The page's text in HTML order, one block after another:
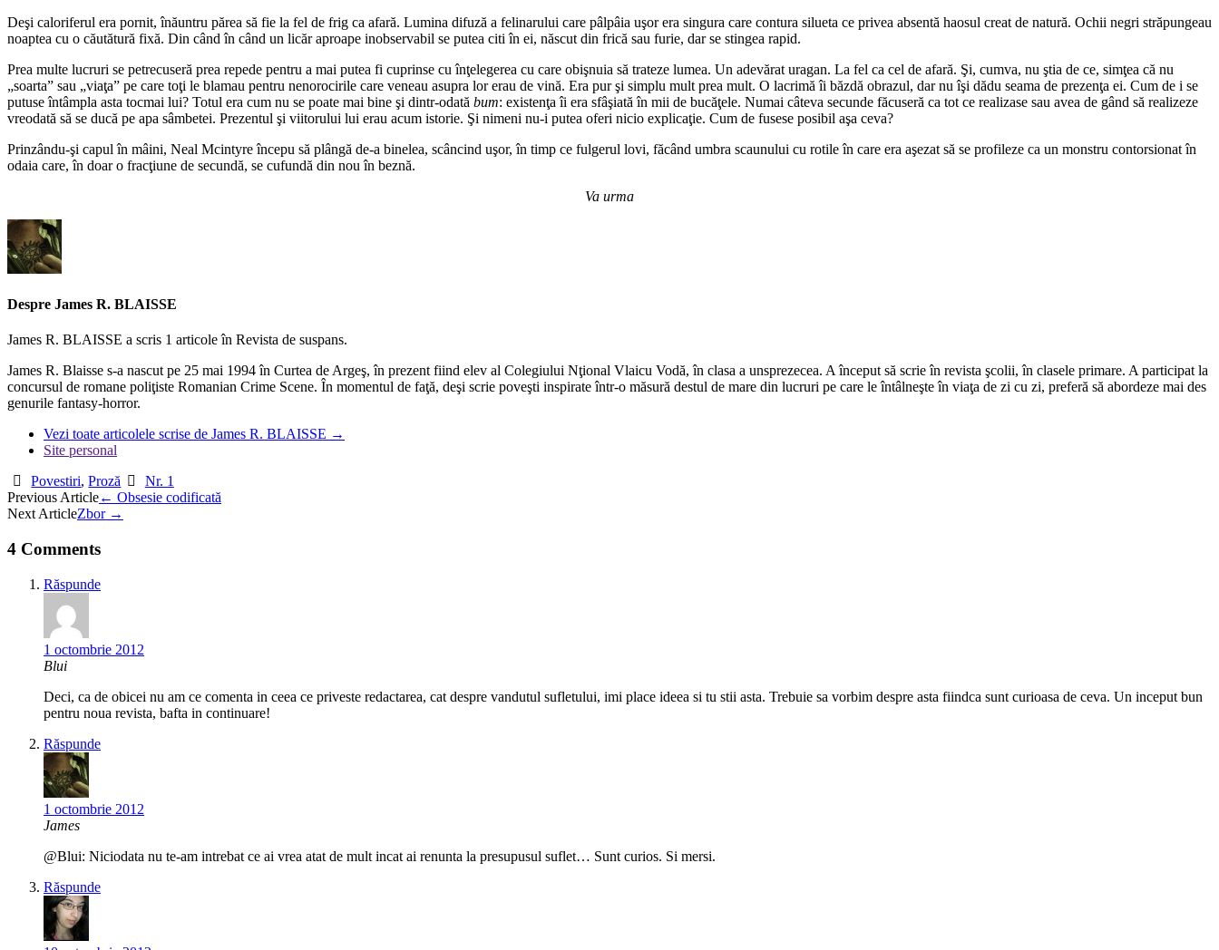
Deşi caloriferul era pornit, înăuntru părea să fie la fel de frig ca afară. Lumina difuză a felinarului care pâlpâia uşor era singura care contura silueta ce privea absentă haosul creat de natură. Ochii negri străpungeau
noaptea cu o căutătură fixă. Din când în când un licăr aproape inobservabil se putea citi în ei, născut din frică sau furie, dar se stingea rapid.
Prea multe lucruri se petrecuseră prea repede pentru a mai putea fi cuprinse cu înţelegerea cu care obişnuia să trateze lumea. Un adevărat uragan. La fel ca cel de afară. Şi, cumva, nu ştia de ce, simţea că nu
„soarta” sau „viaţa” pe care toţi le blamau pentru nenorocirile care veneau asupra lor erau de vină. Era pur şi simplu mult prea mult. O lacrimă îi băzdă obrazul, dar nu îşi dădu seama de prezenţa ei. Cum de i se
putuse întâmpla asta tocmai lui? Totul era cum nu se poate mai bine şi dintr-odată bum: existenţa îi era sfâşiată în mii de bucăţele. Numai câteva secunde făcuseră ca tot ce realizase sau avea de gând să realizeze
vreodată să se ducă pe apa sâmbetei. Prezentul şi viitorului lui erau acum istorie. Şi nimeni nu-i putea oferi nicio explicaţie. Cum de fusese posibil aşa ceva?
Prinzându-şi capul în mâini, Neal Mcintyre începu să plângă de-a binelea, scâncind uşor, în timp ce fulgerul lovi, făcând umbra scaunului cu rotile în care era aşezat să se profileze ca un monstru contorsionat în
odaia care, în doar o fracţiune de secundă, se cufundă din nou în beznă.
Va urma
Despre James R. BLAISSE
James R. BLAISSE a scris 1 articole în Revista de suspans.
James R. Blaisse s-a nascut pe 25 mai 1994 în Curtea de Argeş, în prezent fiind elev al Colegiului Nţional Vlaicu Vodă, în clasa a unsprezecea. A început să scrie în revista şcolii, în clasele primare. A participat la
concursul de romane poliţiste Romanian Crime Scene. În momentul de faţă, deşi scrie poveşti inspirate într-o măsură destul de mare din lucruri pe care le întâlneşte în viaţa de zi cu zi, preferă să abordeze mai des
genurile fantasy-horror.
Vezi toate articolele scrise de James R. BLAISSE →
Site personal
Povestiri,Proză Nr. 1
Post
navigation
Previous Article← Obsesie codificată
Next ArticleZbor →
4 Comments
Răspunde
1 octombrie 2012
Blui
Deci, ca de obicei nu am ce comenta in ceea ce priveste redactarea, cat despre vandutul sufletului, imi place ideea si tu stii asta. Trebuie sa vorbim despre asta fiindca sunt curioasa de ceva. Un inceput bun
pentru noua revista, bafta in continuare!
Răspunde
1 octombrie 2012
James
@Blui: Niciodata nu te-am intrebat ce ai vrea atat de mult incat ai renunta la presupusul suflet… Sunt curios. Si mersi.
Răspunde